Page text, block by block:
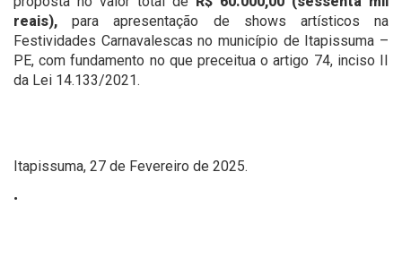
reais),para apresentação de shows artísticos na
Festividades Carnavalescas no município de Itapissuma –
PE, com fundamento no que preceitua o artigo 74, inciso II
da Lei 14.133/2021.
Itapissuma, 27 de Fevereiro de 2025.
.